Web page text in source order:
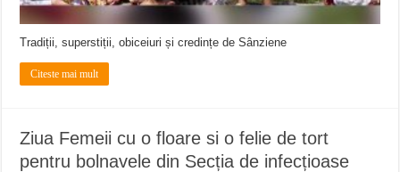
Tradiții, superstiții, obiceiuri și credințe de Sânziene
Citeste mai mult
Ziua Femeii cu o floare si o felie de tort
pentru bolnavele din Secția de infecțioase